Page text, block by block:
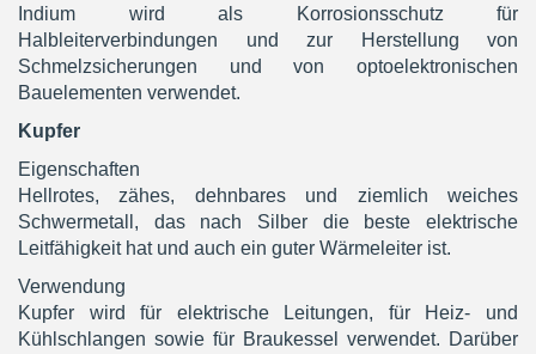
Indium wird als Korrosionsschutz für
Halbleiterverbindungen und zur Herstellung von
Schmelzsicherungen und von optoelektronischen
Bauelementen verwendet.
Kupfer
Eigenschaften
Hellrotes, zähes, dehnbares und ziemlich weiches
Schwermetall, das nach Silber die beste elektrische
Leitfähigkeit hat und auch ein guter Wärmeleiter ist.
Verwendung
Kupfer wird für elektrische Leitungen, für Heiz- und
Kühlschlangen sowie für Braukessel verwendet. Darüber